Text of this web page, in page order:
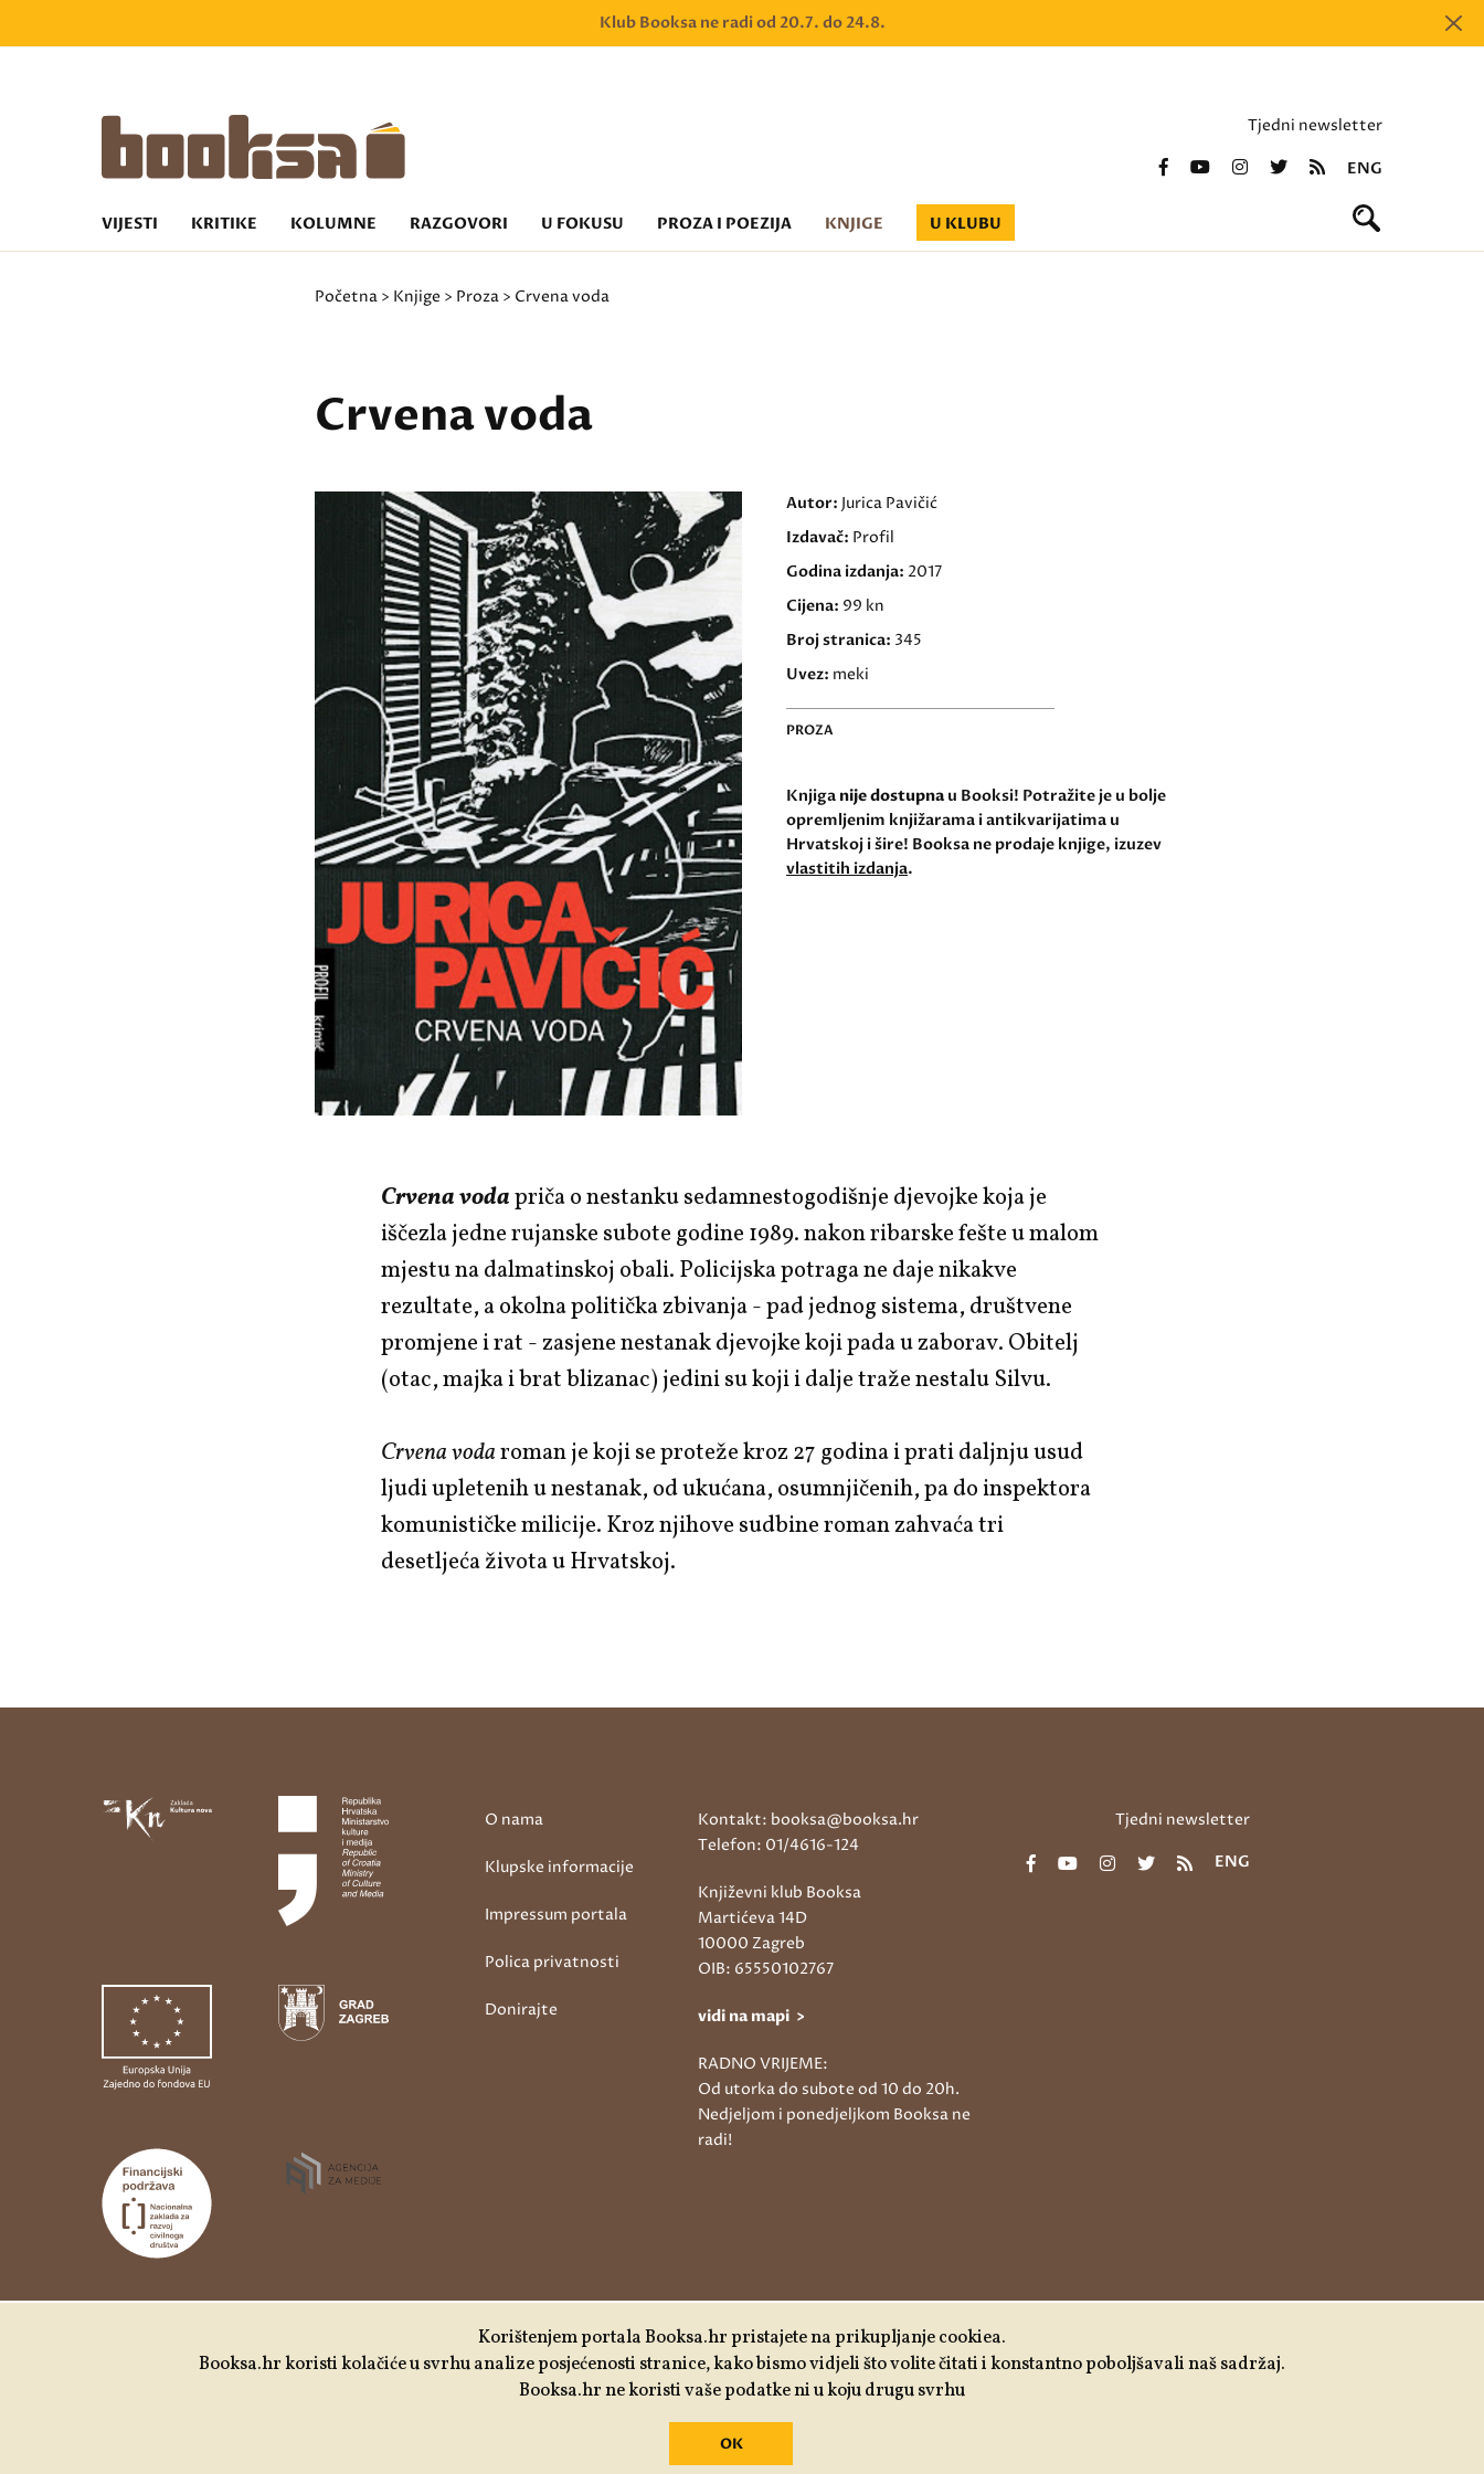
Klub Booksa ne radi od 20.7. do 24.8.
Tjedni newsletter
ENG
VIJESTI KRITIKE KOLUMNE RAZGOVORI U FOKUSU PROZA I POEZIJA KNJIGE U KLUBU
Početna > Knjige > Proza > Crvena voda
Crvena voda
Autor: Jurica Pavičić
Izdavač: Profil
Godina izdanja: 2017
Cijena: 99 kn
Broj stranica: 345
Uvez: meki
PROZA
Knjiga nije dostupna u Booksi! Potražite je u bolje
opremljenim knjižarama i antikvarijatima u
Hrvatskoj i šire! Booksa ne prodaje knjige, izuzev
vlastitih izdanja.
Crvena vodapriča o nestanku sedamnestogodišnje djevojke koja je
iščezla jedne rujanske subote godine 1989. nakon ribarske fešte u malom
mjestu na dalmatinskoj obali. Policijska potraga ne daje nikakve
rezultate, a okolna politička zbivanja - pad jednog sistema, društvene
promjene i rat - zasjene nestanak djevojke koji pada u zaborav. Obitelj
(otac, majka i brat blizanac) jedini su koji i dalje traže nestalu Silvu.
Crvena vodaroman je koji se proteže kroz 27 godina i prati daljnju usud
ljudi upletenih u nestanak, od ukućana, osumnjičenih, pa do inspektora
komunističke milicije. Kroz njihove sudbine roman zahvaća tri
desetljeća života u Hrvatskoj.
podrške Nacionalne zaklade za razvoj civilnoga
O nama
Klupske informacije
Impressum portala
Polica privatnosti
Donirajte
Kontakt: booksa@booksa.hr
Telefon: 01/4616-124
Književni klub Booksa
Martićeva 14D
10000 Zagreb
OIB: 65550102767
vidi na mapi >
RADNO VRIJEME:
Od utorka do subote od 10 do 20h.
Nedjeljom i ponedjeljkom Booksa ne
radi!
Tjedni newsletter
ENG
Korištenjem portala Booksa.hr pristajete na prikupljanje cookiea.
Booksa.hr koristi kolačiće u svrhu analize posjećenosti stranice, kako bismo vidjeli što volite čitati i konstantno poboljšavali naš sadržaj.
Booksa.hr ne koristi vaše podatke ni u koju drugu svrhu
OK